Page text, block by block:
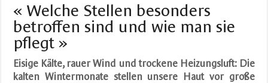
« Welche Stellen besonders
betroffen sind und wie man sie
pflegt »
Eisige Kälte, rauer Wind und trockene Heizungsluft: Die
kalten Wintermonate stellen unsere Haut vor große